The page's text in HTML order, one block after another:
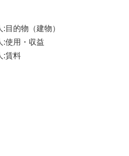
目的物（建物）
:使用・収益
:賃料